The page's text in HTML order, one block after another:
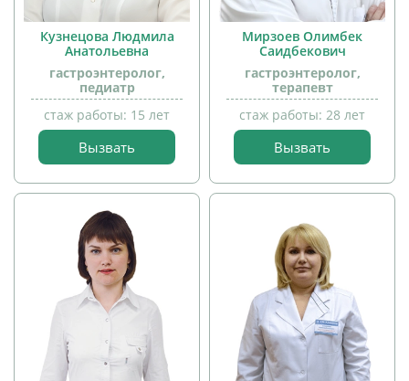
прием
Кузнецова Людмила
Анатольевна
гастроэнтеролог,
педиатр
стаж работы: 15 лет
Вызвать
прием
детей
Мирзоев Олимбек
Саидбекович
гастроэнтеролог,
терапевт
стаж работы: 28 лет
Вызвать